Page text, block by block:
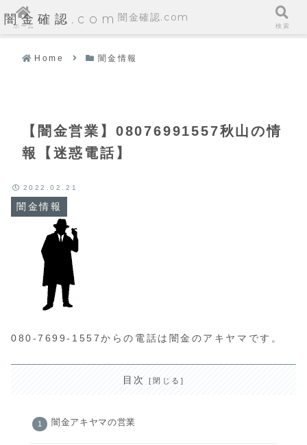
闇金確認.com
Home 闇金情報
【闇金営業】08076991557秋山の情
報【迷惑電話】
闇金情報
2022.02.21
080-7699-1557からの電話は闇金のアキヤマです。
目次
闇金アキヤマの営業
ホーム
闇金確認.com
検索